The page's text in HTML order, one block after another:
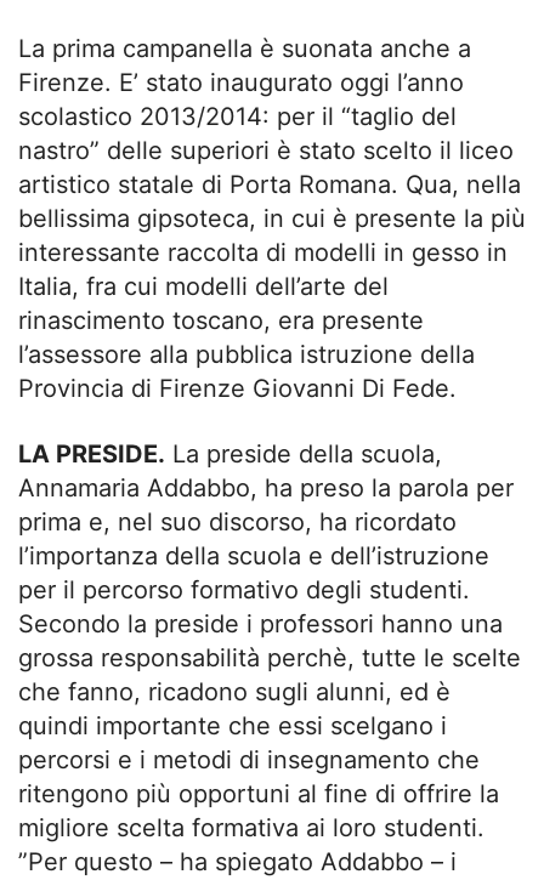
La prima campanella è suonata anche a
Firenze. E’ stato inaugurato oggi l’anno
scolastico 2013/2014: per il “taglio del
nastro” delle superiori è stato scelto il liceo
artistico statale di Porta Romana. Qua, nella
bellissima gipsoteca, in cui è presente la più
interessante raccolta di modelli in gesso in
Italia, fra cui modelli dell’arte del
rinascimento toscano, era presente
l’assessore alla pubblica istruzione della
Provincia di Firenze Giovanni Di Fede.
LA PRESIDE. La preside della scuola,
Annamaria Addabbo, ha preso la parola per
prima e, nel suo discorso, ha ricordato
l’importanza della scuola e dell’istruzione
per il percorso formativo degli studenti.
Secondo la preside i professori hanno una
grossa responsabilità perchè, tutte le scelte
che fanno, ricadono sugli alunni, ed è
quindi importante che essi scelgano i
percorsi e i metodi di insegnamento che
ritengono più opportuni al fine di offrire la
migliore scelta formativa ai loro studenti.
”Per questo – ha spiegato Addabbo – i